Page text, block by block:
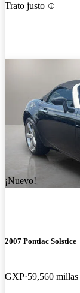
Trato justo
¡Nuevo!
2007 Pontiac Solstice
GXP 59,560 millas